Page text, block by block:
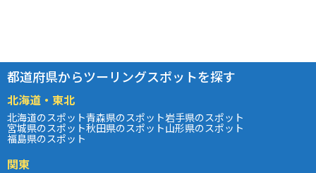
都道府県からツーリングスポットを探す
北海道・東北
北海道のスポット青森県のスポット岩手県のスポット
宮城県のスポット秋田県のスポット山形県のスポット
福島県のスポット
関東